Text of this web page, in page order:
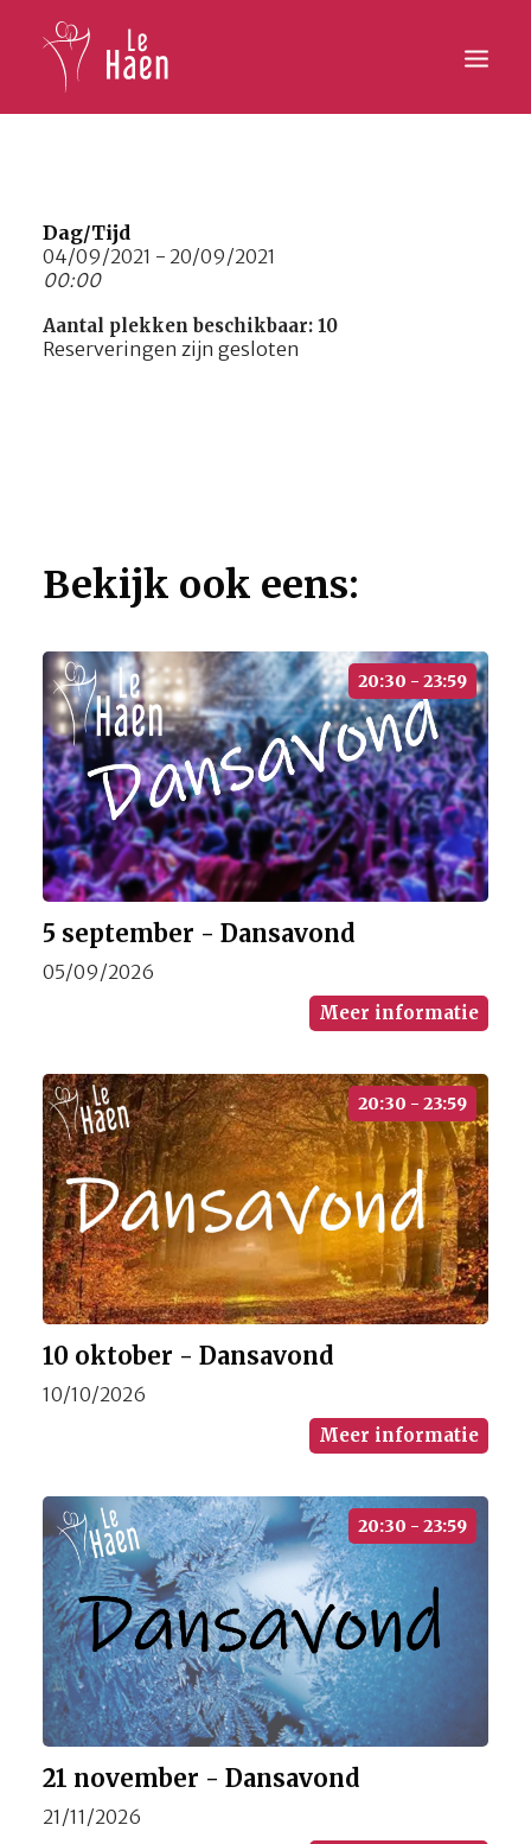
Lesaanbod
Activiteiten
Inschrijven
Dag/Tijd
04/09/2021 - 20/09/2021
00:00
Aantal plekken beschikbaar: 10
Reserveringen zijn gesloten
Bekijk ook eens:
5 september - Dansavond
05/09/2026
20:30 - 23:59
Meer informatie
10 oktober - Dansavond
10/10/2026
20:30 - 23:59
Meer informatie
21 november - Dansavond
21/11/2026
20:30 - 23:59